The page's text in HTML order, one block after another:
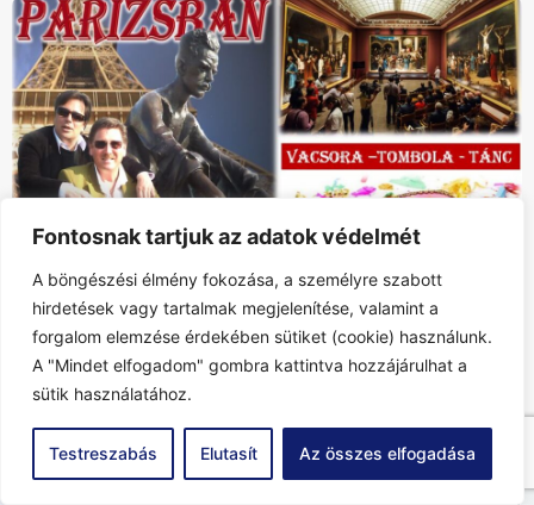
Fontosnak tartjuk az adatok védelmét
A böngészési élmény fokozása, a személyre szabott
hirdetések vagy tartalmak megjelenítése, valamint a
forgalom elemzése érdekében sütiket (cookie) használunk.
A "Mindet elfogadom" gombra kattintva hozzájárulhat a
sütik használatához.
Testreszabás Elutasít Az összes elfogadása
„DEBRECENBE KÉNE MENNI…..”: színház – műkincsek,
farsang – tombola és tánc….
2024-01-04